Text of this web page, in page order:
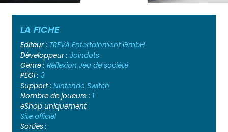
LA FICHE
Editeur : TREVA Entertainment GmbH
Développeur : Joindots
Genre : Réflexion Jeu de société
PEGI : 3
Support : Nintendo Switch
Nombre de joueurs : 1
eShop uniquement
Site officiel
Sorties :